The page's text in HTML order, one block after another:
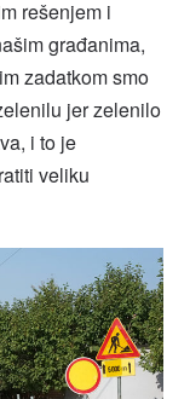
rešenjem i
građanima,
zadatkom smo
jer zelenilo
i to je
veliku